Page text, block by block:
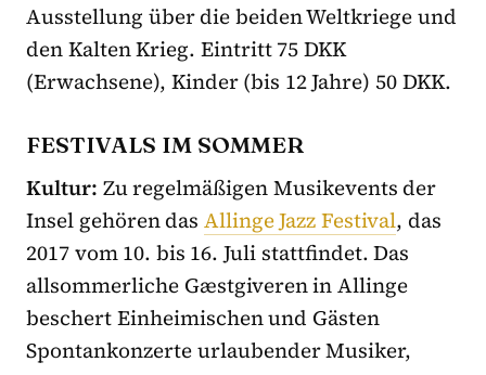
Ausstellung über die beiden Weltkriege und
den Kalten Krieg. Eintritt 75 DKK
(Erwachsene), Kinder (bis 12 Jahre) 50 DKK.
FESTIVALS IM SOMMER
Kultur: Zu regelmäßigen Musikevents der
Insel gehören das Allinge Jazz Festival, das
2017 vom 10. bis 16. Juli stattfindet. Das
allsommerliche Gæstgiveren in Allinge
beschert Einheimischen und Gästen
Spontankonzerte urlaubender Musiker,